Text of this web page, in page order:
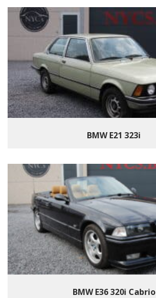
BMW E21 323i
BMW E36 320i Cabrio